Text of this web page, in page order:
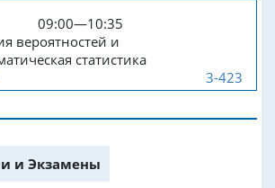
09:00—10:35
вероятностей и
статистика
3-423
и Экзамены